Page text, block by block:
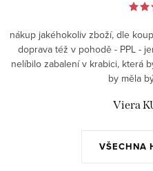
VŠECHNA
nákup jakéhokoliv zboží, dle
doprava též v pohodě - PPL -
nelíbilo zabalení v krabici, která
by měla
Viera